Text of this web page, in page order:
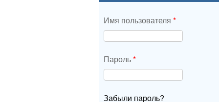
Имя пользователя *
Пароль*
Забыли пароль?